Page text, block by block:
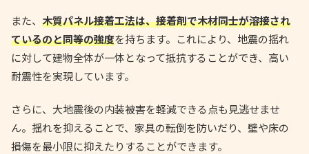
また、 木質パネル接着工法は、接着剤で木材同士が溶接され
ているのと同等の強度を持ちます。これにより、地震の揺れ
に対して建物全体が一体となって抵抗することができ、高い
耐震性を実現しています。
さらに、大地震後の内装被害を軽減できる点も見逃せませ
ん。揺れを抑えることで、家具の転倒を防いだり、壁や床の
損傷を最小限に抑えたりすることができます。